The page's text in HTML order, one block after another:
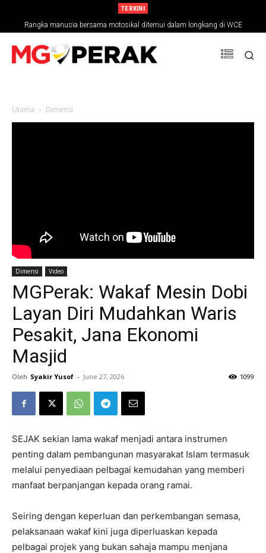
TERKINI
Rangka manusia bersama motosikal ditemui dalam longkang di WCE
Utama Dimensi
Dimensi Video
MGPerak: Wakaf Mesin Dobi
Layan Diri Mudahkan Waris
Pesakit, Jana Ekonomi
Masjid
Oleh Syakir Yusof - June 27, 2026 1099
SEJAK sekian lama wakaf menjadi antara instrumen
penting dalam pembangunan masyarakat Islam termasuk
melalui penyediaan pelbagai kemudahan yang memberi
manfaat berpanjangan kepada orang ramai.
Seiring dengan keperluan dan perkembangan semasa,
pelaksanaan wakaf kini juga diperluaskan kepada
pelbagai projek yang bukan sahaja mampu menjana